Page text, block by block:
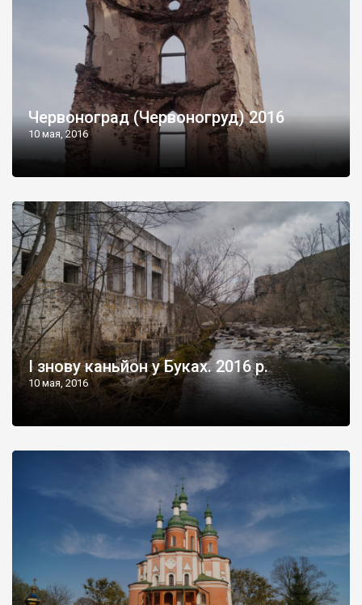
Червоноград (Червоногруд) 2016
10 мая, 2016
І знову каньйон у Буках. 2016 р.
10 мая, 2016